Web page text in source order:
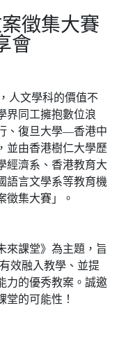
徵集大賽
會
人文學科的價值不
界同工擁抱數位浪
、復旦大學—香港中
並由香港樹仁大學歷
經濟系、香港教育大
語言文學系等教育機
徵集大賽」。
來課堂》為主題，旨
效融入教學、並提
力的優秀教案。誠邀
堂的可能性！